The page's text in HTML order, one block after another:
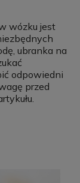
wózku jest
ubranka na
odpowiedni
przed